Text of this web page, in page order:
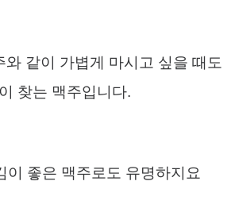
와 같이 가볍게 마시고 싶을 때도
찾는 맥주입니다.
이 좋은 맥주로도 유명하지요